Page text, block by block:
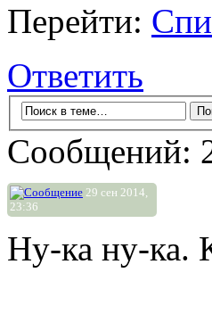
Перейти:
Ответить
Сообщений:
29 сен 2014,
23:36
Ну-ка ну-ка.